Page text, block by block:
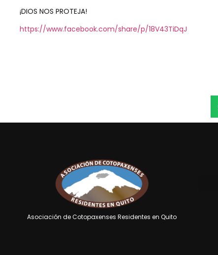
¡DIOS NOS PROTEJA!
https://www.facebook.com/share/p/18V43TiDqJ
Asociación de Cotopaxenses Residentes en Quito